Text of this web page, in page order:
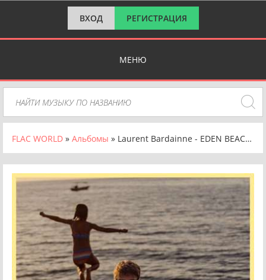
ВХОД РЕГИСТРАЦИЯ
МЕНЮ
FLAC WORLD » Альбомы » Laurent Bardainne - EDEN BEACH CLUB [Edition Deluxe, 24-bit Hi-Res] (2024) FLAC